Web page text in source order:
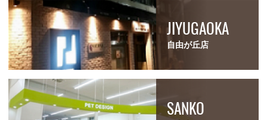
JIYUGAOKA
自由が丘店
SANKO